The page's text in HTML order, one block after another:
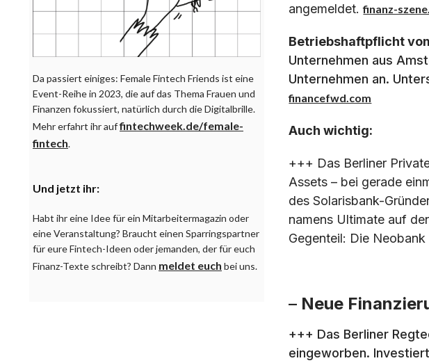
Da passiert einiges: Female Fintech Friends ist eine
Event-Reihe in 2023, die auf das Thema Frauen und
Finanzen fokussiert, natürlich durch die Digitalbrille.
Mehr erfahrt ihr auffintechweek.de/female-
fintech.
Und jetzt ihr:
Habt ihr eine Idee für ein Mitarbeitermagazin oder
eine Veranstaltung? Braucht einen Sparringspartner
für eure Fintech-Ideen oder jemanden, der für euch
Finanz-Texte schreibt? Dann meldet euch bei uns.
angemeldet.finanz-
Betriebshaftpflicht
Unternehmen aus
Unternehmen an.
financefwd.com
Auch wichtig:
+++ Das Berliner
Assets – bei gerade
des Solarisbank-
namens Ultimate auf
Gegenteil: Die
– Neue
+++ Das Berliner
eingeworben.